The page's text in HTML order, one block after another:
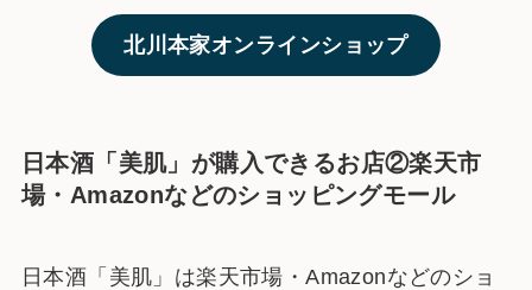
北川本家オンラインショップ
日本酒「美肌」が購入できるお店②楽天市
場・Amazonなどのショッピングモール
日本酒「美肌」は楽天市場・Amazonなどのショ